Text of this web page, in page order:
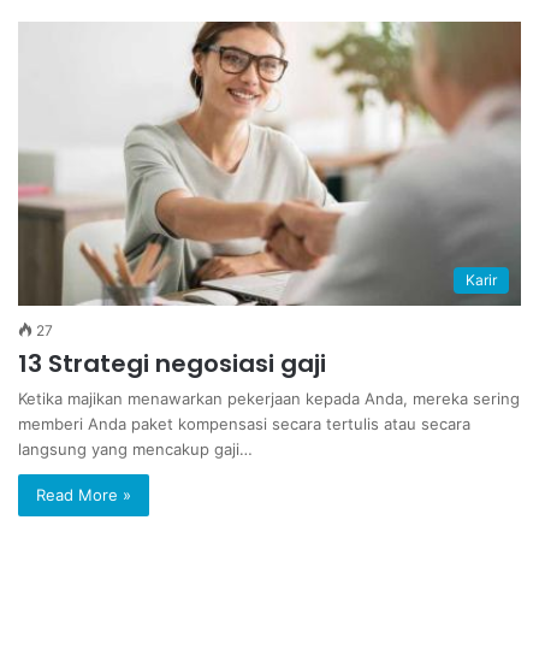
Karir
27
13 Strategi negosiasi gaji
Ketika majikan menawarkan pekerjaan kepada Anda, mereka sering
memberi Anda paket kompensasi secara tertulis atau secara
langsung yang mencakup gaji…
Read More »